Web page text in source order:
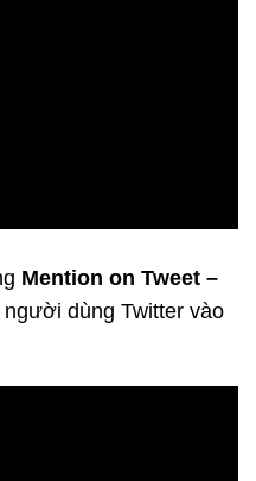
Mention on Tweet –
dùng Twitter vào